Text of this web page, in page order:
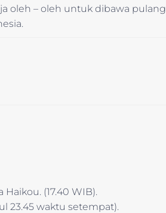
oleh – oleh untuk dibawa
(17.40 WIB).
23.45 waktu setempat).